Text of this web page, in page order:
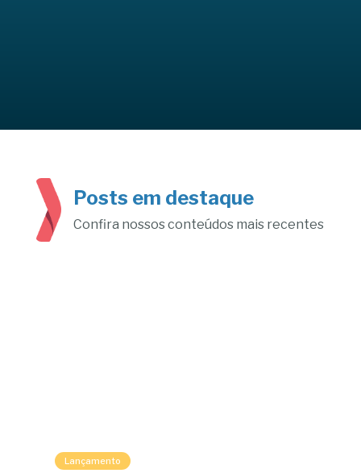
Posts em destaque
Confira nossos conteúdos mais recentes
Lançamento